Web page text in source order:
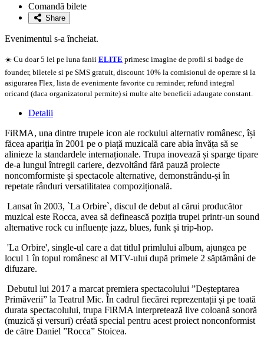
favoriteComandă bilete
Share
Evenimentul s-a încheiat.
☀️ Cu doar 5 lei pe luna fanii ELITE primesc imagine de profil si badge de
founder, biletele si pe SMS gratuit, discount 10% la comisionul de operare si la
asigurarea Flex, lista de evenimente favorite cu reminder, refund integral
oricand (daca organizatorul permite) si multe alte beneficii adaugate constant.
Detalii
FiRMA, una dintre trupele icon ale rockului alternativ românesc, își
făcea apariția în 2001 pe o piață muzicală care abia învăța să se
alinieze la standardele internaționale. Trupa inovează și sparge tipare
de-a lungul întregii cariere, dezvoltând fără pauză proiecte
noncomformiste și spectacole alternative, demonstrându-și în
repetate rânduri versatilitatea compozițională.
Lansat în 2003, `La Orbire`, discul de debut al cărui producător
muzical este Rocca, avea să definească poziția trupei printr-un sound
alternative rock cu influențe jazz, blues, funk și trip-hop.
'La Orbire', single-ul care a dat titlul primlului album, ajungea pe
locul 1 în topul românesc al MTV-ului după primele 2 săptămâni de
difuzare.
Debutul lui 2017 a marcat premiera spectacolului ”Deșteptarea
Primăverii” la Teatrul Mic. În cadrul fiecărei reprezentații și pe toată
durata spectacolului, trupa FiRMA interpretează live coloană sonoră
(muzică și versuri) créată special pentru acest proiect nonconformist
de către Daniel ”Rocca” Stoicea.